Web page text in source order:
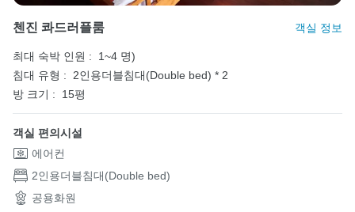
첸진 콰드러플룸 객실 정보
최대 숙박 인원 :
1~4 명)
침대 유형 :
2인용더블침대(Double bed) * 2
방 크기 :
15평
객실 편의시설
에어컨
2인용더블침대(Double bed)
공용화원